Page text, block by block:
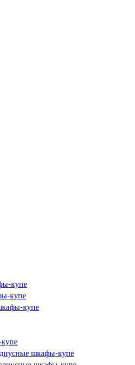
купе
купе
купе
шкафы-купе